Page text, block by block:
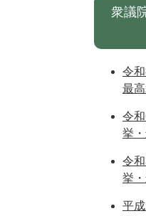
衆議
令
最
令
挙
令
挙
平